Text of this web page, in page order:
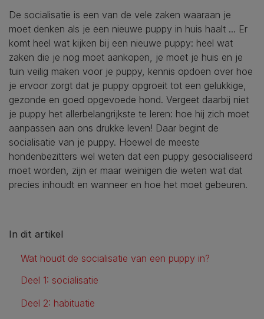
De socialisatie is een van de vele zaken waaraan je
moet denken als je een nieuwe puppy in huis haalt ... Er
komt heel wat kijken bij een nieuwe puppy: heel wat
zaken die je nog moet aankopen, je moet je huis en je
tuin veilig maken voor je puppy, kennis opdoen over hoe
je ervoor zorgt dat je puppy opgroeit tot een gelukkige,
gezonde en goed opgevoede hond. Vergeet daarbij niet
je puppy het allerbelangrijkste te leren: hoe hij zich moet
aanpassen aan ons drukke leven! Daar begint de
socialisatie van je puppy. Hoewel de meeste
hondenbezitters wel weten dat een puppy gesocialiseerd
moet worden, zijn er maar weinigen die weten wat dat
precies inhoudt en wanneer en hoe het moet gebeuren.
In dit artikel
Wat houdt de socialisatie van een puppy in?
Deel 1: socialisatie
Deel 2: habituatie